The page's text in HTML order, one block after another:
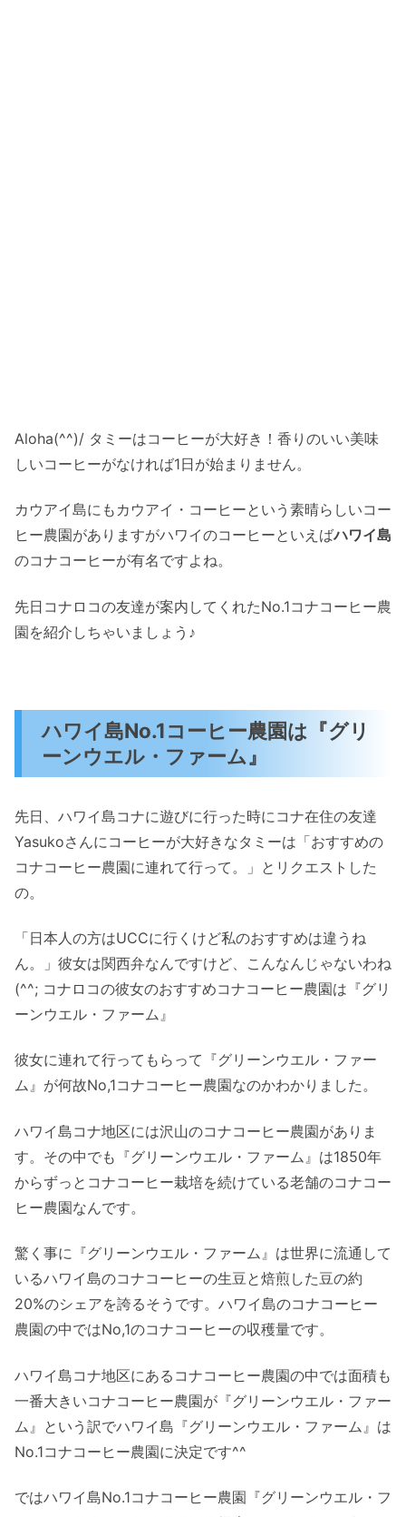
Aloha(^^)/ タミーはコーヒーが大好き！香りのいい美味
しいコーヒーがなければ1日が始まりません。
カウアイ島にもカウアイ・コーヒーという素晴らしいコー
ヒー農園がありますがハワイのコーヒーといえばハワイ島
のコナコーヒーが有名ですよね。
先日コナロコの友達が案内してくれたNo.1コナコーヒー農
園を紹介しちゃいましょう♪
ハワイ島No.1コーヒー農園は『グリ
ーンウエル・ファーム』
先日、ハワイ島コナに遊びに行った時にコナ在住の友達
Yasukoさんにコーヒーが大好きなタミーは「おすすめの
コナコーヒー農園に連れて行って。」とリクエストした
の。
「日本人の方はUCCに行くけど私のおすすめは違うね
ん。」彼女は関西弁なんですけど、こんなんじゃないわね
(^^; コナロコの彼女のおすすめコナコーヒー農園は『グリ
ーンウエル・ファーム』
彼女に連れて行ってもらって『グリーンウエル・ファー
ム』が何故No,1コナコーヒー農園なのかわかりました。
ハワイ島コナ地区には沢山のコナコーヒー農園がありま
す。その中でも『グリーンウエル・ファーム』は1850年
からずっとコナコーヒー栽培を続けている老舗のコナコー
ヒー農園なんです。
驚く事に『グリーンウエル・ファーム』は世界に流通して
いるハワイ島のコナコーヒーの生豆と焙煎した豆の約
20%のシェアを誇るそうです。ハワイ島のコナコーヒー
農園の中ではNo,1のコナコーヒーの収穫量です。
ハワイ島コナ地区にあるコナコーヒー農園の中では面積も
一番大きいコナコーヒー農園が『グリーンウエル・ファー
ム』という訳でハワイ島『グリーンウエル・ファーム』は
No.1コナコーヒー農園に決定です^^
ではハワイ島No.1コナコーヒー農園『グリーンウエル・フ